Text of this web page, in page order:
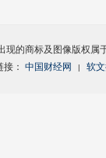
现的商标及图像版权属
接： 中国财经网 | 软